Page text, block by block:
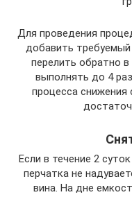
Для проведения
добавить
перелить обратно
выполнять до 4
процесса
Если в течение 2
перчатка не
вина. На дне